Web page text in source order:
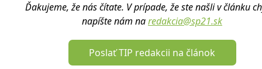
Ďakujeme, že nás čítate. V prípade, že ste našli v článku
napíšte nám naredakcia@sp21.sk
Poslať TIP redakcii na článok